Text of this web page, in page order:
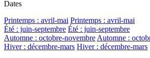
Dates
Printemps : avril-mai Printemps : avril-mai
Été : juin-septembre Été : juin-septembre
Automne : octobre-novembre Automne :
Hiver : décembre-mars Hiver : décembre-mars